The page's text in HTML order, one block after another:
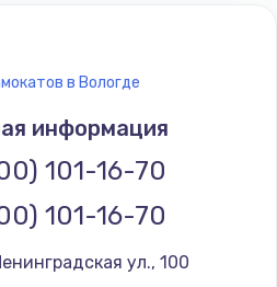
в Вологде
информация
101-16-70
101-16-70
ул., 100